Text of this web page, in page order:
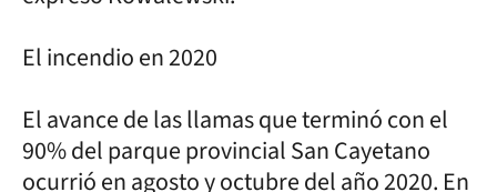
El incendio en 2020
El avance de las llamas que terminó con el
90% del parque provincial San Cayetano
ocurrió en agosto y octubre del año 2020. En